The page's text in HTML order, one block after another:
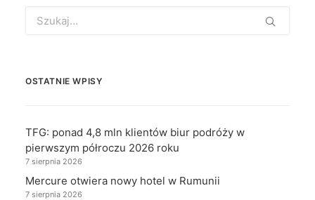
for:
OSTATNIE WPISY
TFG: ponad 4,8 mln klientów biur podróży w
pierwszym półroczu 2026 roku
7 sierpnia 2026
Mercure otwiera nowy hotel w Rumunii
7 sierpnia 2026